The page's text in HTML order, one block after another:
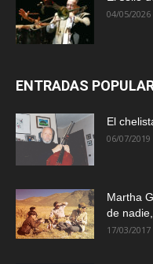
04/05/2026
ENTRADAS
El
06/07/2019
Martha
de
17/03/2017